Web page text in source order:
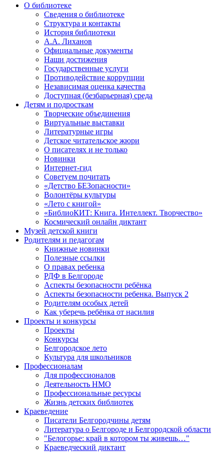
О библиотеке
Сведения о библиотеке
Структура и контакты
История библиотеки
А.А. Лиханов
Официальные документы
Наши достижения
Государственные услуги
Противодействие коррупции
Независимая оценка качества
Доступная (безбарьерная) среда
Детям и подросткам
Творческие объединения
Виртуальные выставки
Литературные игры
Детское читательское жюри
О писателях и не только
Новинки
Интернет-гид
Советуем почитать
«Детство БЕЗопасности»
Волонтёры культуры
«Лето с книгой»
«БиблиоКИТ: Книга. Интеллект. Творчество»
Космический онлайн диктант
Музей детской книги
Родителям и педагогам
Книжные новинки
Полезные ссылки
О правах ребенка
РДФ в Белгороде
Аспекты безопасности ребёнка
Аспекты безопасности ребенка. Выпуск 2
Родителям особых детей
Как уберечь ребёнка от насилия
Проекты и конкурсы
Проекты
Конкурсы
Белгородское лето
Культура для школьников
Профессионалам
Для профессионалов
Деятельность НМО
Профессиональные ресурсы
Жизнь детских библиотек
Краеведение
Писатели Белгородчины детям
Литература о Белгороде и Белгородской области
"Белогорье: край в котором ты живешь…"
Краеведческий диктант